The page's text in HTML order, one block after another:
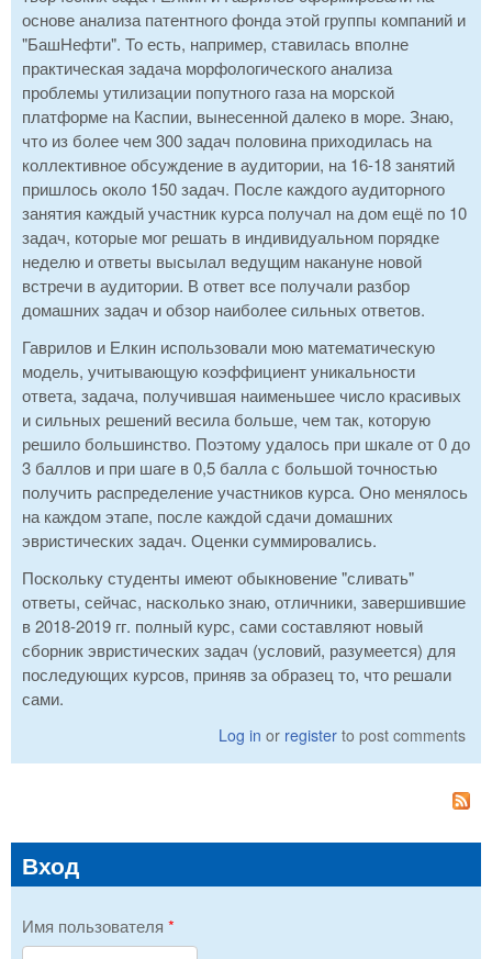
основе анализа патентного фонда этой группы компаний и
"БашНефти". То есть, например, ставилась вполне
практическая задача морфологического анализа
проблемы утилизации попутного газа на морской
платформе на Каспии, вынесенной далеко в море. Знаю,
что из более чем 300 задач половина приходилась на
коллективное обсуждение в аудитории, на 16-18 занятий
пришлось около 150 задач. После каждого аудиторного
занятия каждый участник курса получал на дом ещё по 10
задач, которые мог решать в индивидуальном порядке
неделю и ответы высылал ведущим накануне новой
встречи в аудитории. В ответ все получали разбор
домашних задач и обзор наиболее сильных ответов.
Гаврилов и Елкин использовали мою математическую
модель, учитывающую коэффициент уникальности
ответа, задача, получившая наименьшее число красивых
и сильных решений весила больше, чем так, которую
решило большинство. Поэтому удалось при шкале от 0 до
3 баллов и при шаге в 0,5 балла с большой точностью
получить распределение участников курса. Оно менялось
на каждом этапе, после каждой сдачи домашних
эвристических задач. Оценки суммировались.
Поскольку студенты имеют обыкновение "сливать"
ответы, сейчас, насколько знаю, отличники, завершившие
в 2018-2019 гг. полный курс, сами составляют новый
сборник эвристических задач (условий, разумеется) для
последующих курсов, приняв за образец то, что решали
сами.
Log in or register to post comments
Вход
Имя пользователя *